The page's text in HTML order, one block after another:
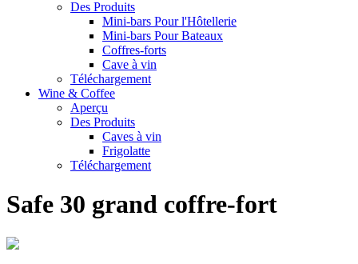
Des Produits
Mini-bars Pour l'Hôtellerie
Mini-bars Pour Bateaux
Coffres-forts
Cave à vin
Téléchargement
Wine & Coffee
Aperçu
Des Produits
Caves à vin
Frigolatte
Téléchargement
Safe 30 grand coffre-fort